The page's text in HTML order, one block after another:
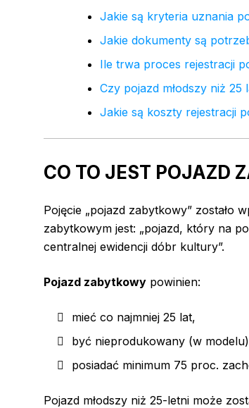
Jakie są kryteria uznania
Jakie dokumenty są
Ile trwa proces rejestracji
Czy pojazd młodszy niż
Jakie są koszty rejestracji
CO TO JEST POJAZD
Pojęcie „pojazd zabytkowy” zostało
zabytkowym jest: „pojazd, który na
centralnej ewidencji dóbr kultury”.
Pojazd zabytkowy powinien:
mieć co najmniej 25 lat,
być nieprodukowany (w
posiadać minimum 75 proc.
Pojazd młodszy niż 25-letni może